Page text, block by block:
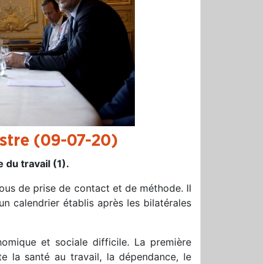
(09-07-20)
du travail (1).
de prise de contact et de méthode. II
calendrier établis après les bilatérales
et sociale difficile. La première
la santé au travail, la dépendance, le